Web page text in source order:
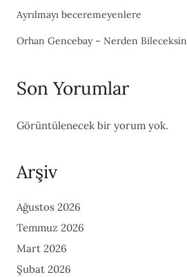
Ayrılmayı beceremeyenlere
Orhan Gencebay – Nerden Bileceksin
Son Yorumlar
Görüntülenecek bir yorum yok.
Arşiv
Ağustos 2026
Temmuz 2026
Mart 2026
Şubat 2026